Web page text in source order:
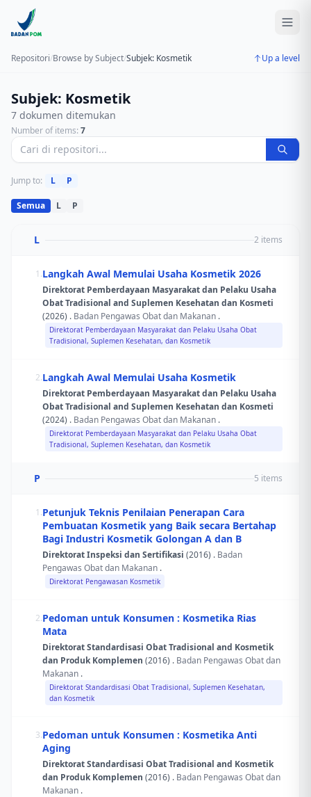
Repositori/Browse by Subject/Subjek: Kosmetik Up a level
Subjek: Kosmetik
7 dokumen ditemukan
Number of items: 7
Jump to: L P
Semua L P
L 2 items
1.Langkah Awal Memulai Usaha Kosmetik 2026
Direktorat Pemberdayaan Masyarakat dan Pelaku Usaha
Obat Tradisional and Suplemen Kesehatan dan Kosmeti
(2026) . Badan Pengawas Obat dan Makanan .
Direktorat Pemberdayaan Masyarakat dan Pelaku Usaha Obat
Tradisional, Suplemen Kesehatan, dan Kosmetik
2.Langkah Awal Memulai Usaha Kosmetik
Direktorat Pemberdayaan Masyarakat dan Pelaku Usaha
Obat Tradisional and Suplemen Kesehatan dan Kosmeti
(2024) . Badan Pengawas Obat dan Makanan .
Direktorat Pemberdayaan Masyarakat dan Pelaku Usaha Obat
Tradisional, Suplemen Kesehatan, dan Kosmetik
P 5 items
1.Petunjuk Teknis Penilaian Penerapan Cara
Pembuatan Kosmetik yang Baik secara Bertahap
Bagi Industri Kosmetik Golongan A dan B
Direktorat Inspeksi dan Sertifikasi (2016) . Badan
Pengawas Obat dan Makanan .
Direktorat Pengawasan Kosmetik
2.Pedoman untuk Konsumen : Kosmetika Rias
Mata
Direktorat Standardisasi Obat Tradisional and Kosmetik
dan Produk Komplemen (2016) . Badan Pengawas Obat dan
Makanan .
Direktorat Standardisasi Obat Tradisional, Suplemen Kesehatan,
dan Kosmetik
3.Pedoman untuk Konsumen : Kosmetika Anti
Aging
Direktorat Standardisasi Obat Tradisional and Kosmetik
dan Produk Komplemen (2016) . Badan Pengawas Obat dan
Makanan .